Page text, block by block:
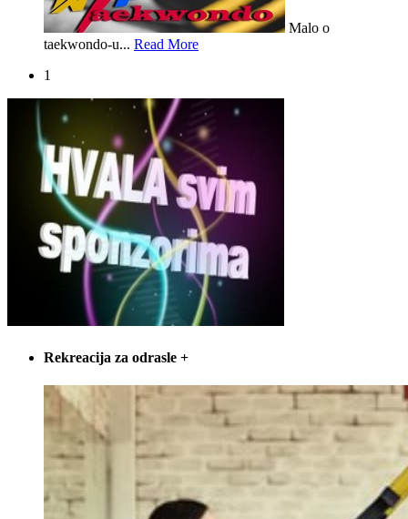
Malo o
taekwondo-u... Read More
1
Rekreacija za odrasle +